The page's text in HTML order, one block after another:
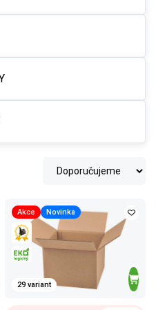
Akce Novinka
29 variant